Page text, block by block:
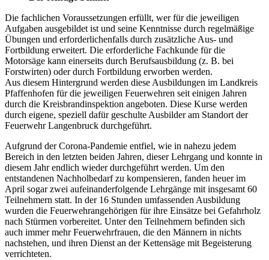
Die fachlichen Voraussetzungen erfüllt, wer für die jeweiligen
Aufgaben ausgebildet ist und seine Kenntnisse durch regelmäßige
Übungen und erforderlichenfalls durch zusätzliche Aus- und
Fortbildung erweitert. Die erforderliche Fachkunde für die
Motorsäge kann einerseits durch Berufsausbildung (z. B. bei
Forstwirten) oder durch Fortbildung erworben werden.
Aus diesem Hintergrund werden diese Ausbildungen im Landkreis
Pfaffenhofen für die jeweiligen Feuerwehren seit einigen Jahren
durch die Kreisbrandinspektion angeboten. Diese Kurse werden
durch eigene, speziell dafür geschulte Ausbilder am Standort der
Feuerwehr Langenbruck durchgeführt.
Aufgrund der Corona-Pandemie entfiel, wie in nahezu jedem
Bereich in den letzten beiden Jahren, dieser Lehrgang und konnte in
diesem Jahr endlich wieder durchgeführt werden. Um den
entstandenen Nachholbedarf zu kompensieren, fanden heuer im
April sogar zwei aufeinanderfolgende Lehrgänge mit insgesamt 60
Teilnehmern statt. In der 16 Stunden umfassenden Ausbildung
wurden die Feuerwehrangehörigen für ihre Einsätze bei Gefahrholz
nach Stürmen vorbereitet. Unter den Teilnehmern befinden sich
auch immer mehr Feuerwehrfrauen, die den Männern in nichts
nachstehen, und ihren Dienst an der Kettensäge mit Begeisterung
verrichteten.